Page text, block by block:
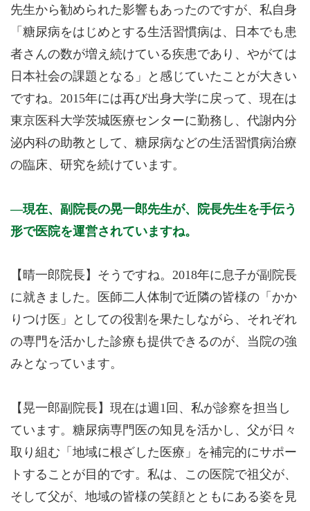
先生から勧められた影響もあったのですが、私自身
「糖尿病をはじめとする生活習慣病は、日本でも患
者さんの数が増え続けている疾患であり、やがては
日本社会の課題となる」と感じていたことが大きい
ですね。2015年には再び出身大学に戻って、現在は
東京医科大学茨城医療センターに勤務し、代謝内分
泌内科の助教として、糖尿病などの生活習慣病治療
の臨床、研究を続けています。
現在、副院長の晃一郎先生が、院長先生を手伝う
形で医院を運営されていますね。
【晴一郎院長】そうですね。2018年に息子が副院長
に就きました。医師二人体制で近隣の皆様の「かか
りつけ医」としての役割を果たしながら、それぞれ
の専門を活かした診療も提供できるのが、当院の強
みとなっています。
【晃一郎副院長】現在は週1回、私が診察を担当し
ています。糖尿病専門医の知見を活かし、父が日々
取り組む「地域に根ざした医療」を補完的にサポー
トすることが目的です。私は、この医院で祖父が、
そして父が、地域の皆様の笑顔とともにある姿を見